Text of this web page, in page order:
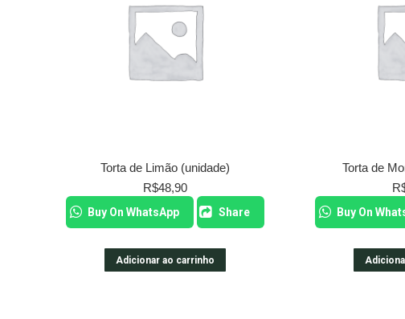
Torta de Limão (unidade)
R$48,90
Buy On WhatsApp Share
Adicionar ao carrinho
Torta de
Buy On